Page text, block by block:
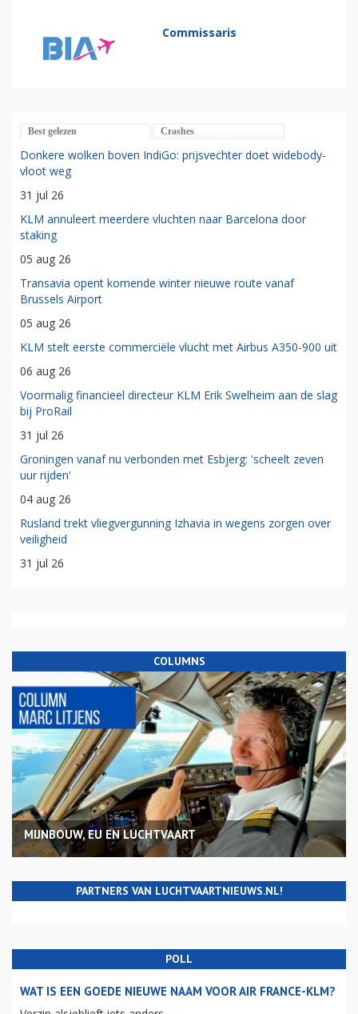
Commissaris
Best gelezen Crashes
Donkere wolken boven IndiGo: prijsvechter doet widebody-
vloot weg
31 jul 26
KLM annuleert meerdere vluchten naar Barcelona door
staking
05 aug 26
Transavia opent komende winter nieuwe route vanaf
Brussels Airport
05 aug 26
KLM stelt eerste commerciële vlucht met Airbus A350-900 uit
06 aug 26
Voormalig financieel directeur KLM Erik Swelheim aan de slag
bij ProRail
31 jul 26
Groningen vanaf nu verbonden met Esbjerg: 'scheelt zeven
uur rijden'
04 aug 26
Rusland trekt vliegvergunning Izhavia in wegens zorgen over
veiligheid
31 jul 26
COLUMNS
MIJNBOUW, EU EN LUCHTVAART
PARTNERS VAN LUCHTVAARTNIEUWS.NL!
POLL
WAT IS EEN GOEDE NIEUWE NAAM VOOR AIR FRANCE-KLM?